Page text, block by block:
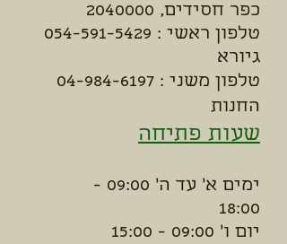
כפר חסידים, 2040000
טלפון ראשי : 054-591-5429
גיורא
טלפון משני : 04-984-6197
החנות
שעות פתיחה
ימים א' עד ה' 09:00 -
18:00
יום ו' 09:00 - 15:00